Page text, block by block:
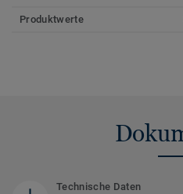
Produktwerte
Technische Daten